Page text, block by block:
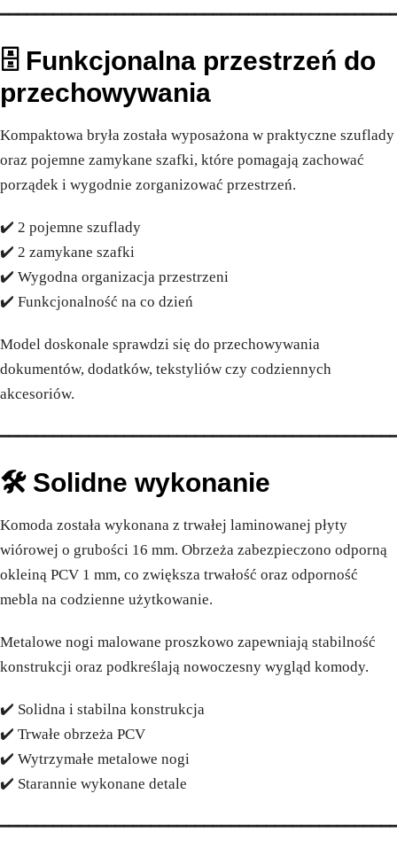
🗄️ Funkcjonalna przestrzeń do
przechowywania
Kompaktowa bryła została wyposażona w praktyczne szuflady
oraz pojemne zamykane szafki, które pomagają zachować
porządek i wygodnie zorganizować przestrzeń.
✔️ 2 pojemne szuflady
✔️ 2 zamykane szafki
✔️ Wygodna organizacja przestrzeni
✔️ Funkcjonalność na co dzień
Model doskonale sprawdzi się do przechowywania
dokumentów, dodatków, tekstyliów czy codziennych
akcesoriów.
🛠️ Solidne wykonanie
Komoda została wykonana z trwałej laminowanej płyty
wiórowej o grubości 16 mm. Obrzeża zabezpieczono odporną
okleiną PCV 1 mm, co zwiększa trwałość oraz odporność
mebla na codzienne użytkowanie.
Metalowe nogi malowane proszkowo zapewniają stabilność
konstrukcji oraz podkreślają nowoczesny wygląd komody.
✔️ Solidna i stabilna konstrukcja
✔️ Trwałe obrzeża PCV
✔️ Wytrzymałe metalowe nogi
✔️ Starannie wykonane detale